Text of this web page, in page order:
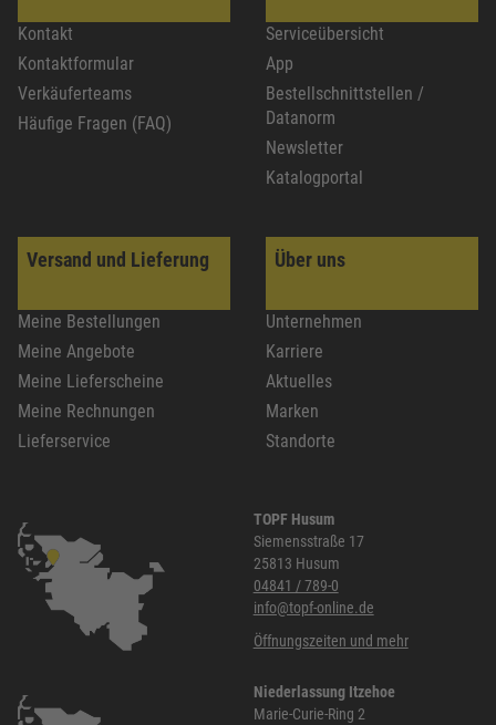
Kontakt
Kontaktformular
Verkäuferteams
Häufige Fragen (FAQ)
Serviceübersicht
App
Bestellschnittstellen /
Datanorm
Newsletter
Katalogportal
Versand und Lieferung
Meine Bestellungen
Meine Angebote
Meine Lieferscheine
Meine Rechnungen
Lieferservice
Über uns
Unternehmen
Karriere
Aktuelles
Marken
Standorte
TOPF Husum
Siemensstraße 17
25813 Husum
04841 / 789-0
info@topf-online.de
Öffnungszeiten und mehr
Niederlassung Itzehoe
Marie-Curie-Ring 2